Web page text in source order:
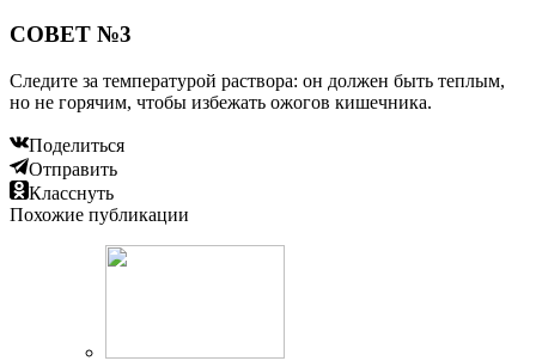
СОВЕТ №3
Следите за температурой раствора: он должен быть теплым,
но не горячим, чтобы избежать ожогов кишечника.
Поделиться
Отправить
Класснуть
Похожие публикации